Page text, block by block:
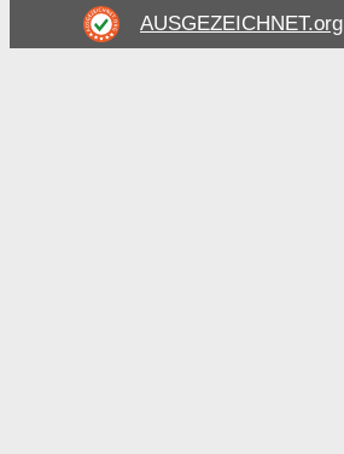
AUSGEZEICHNET.org